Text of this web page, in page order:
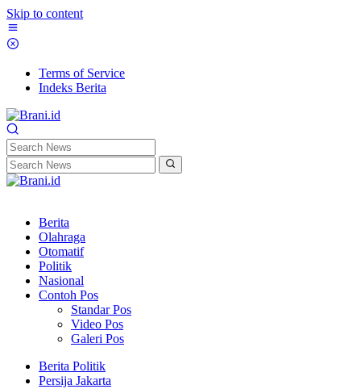
Skip to content
Terms of Service
Indeks Berita
Berita
Olahraga
Otomatif
Politik
Nasional
Contoh Pos
Standar Pos
Video Pos
Galeri Pos
Berita Politik
Persija Jakarta